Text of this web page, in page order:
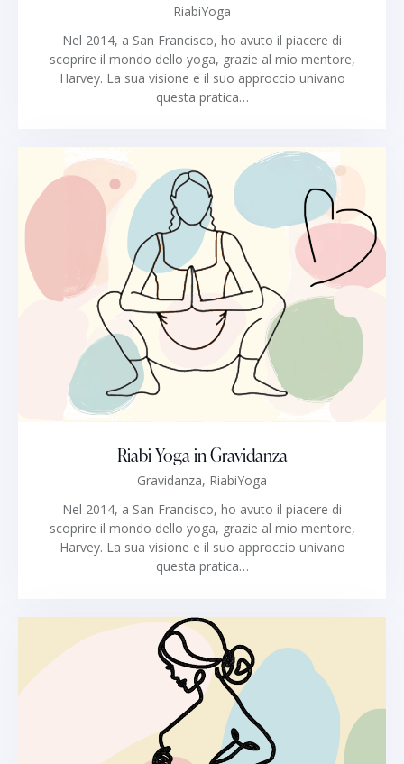
RiabiYoga
Nel 2014, a San Francisco, ho avuto il piacere di
scoprire il mondo dello yoga, grazie al mio mentore,
Harvey. La sua visione e il suo approccio univano
questa pratica…
Riabi Yoga in Gravidanza
Gravidanza, RiabiYoga
Nel 2014, a San Francisco, ho avuto il piacere di
scoprire il mondo dello yoga, grazie al mio mentore,
Harvey. La sua visione e il suo approccio univano
questa pratica…